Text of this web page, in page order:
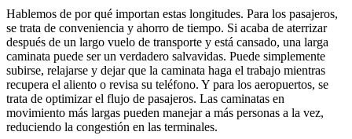
Hablemos de por qué importan estas longitudes. Para los pasajeros,
se trata de conveniencia y ahorro de tiempo. Si acaba de aterrizar
después de un largo vuelo de transporte y está cansado, una larga
caminata puede ser un verdadero salvavidas. Puede simplemente
subirse, relajarse y dejar que la caminata haga el trabajo mientras
recupera el aliento o revisa su teléfono. Y para los aeropuertos, se
trata de optimizar el flujo de pasajeros. Las caminatas en
movimiento más largas pueden manejar a más personas a la vez,
reduciendo la congestión en las terminales.